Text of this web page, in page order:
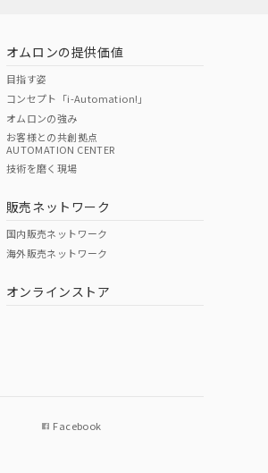
O
オムロンの提供価値
目指す姿
コンセプト「i-Automation!」
オムロンの強み
お客様との共創拠点
AUTOMATION CENTER
技術を磨く現場
販売ネットワーク
国内販売ネットワーク
海外販売ネットワーク
オンラインストア
Facebook